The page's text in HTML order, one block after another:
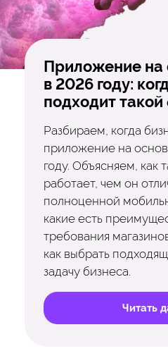
Приложение на
в 2026 году:
подходит
Разбираем, когда
приложение на
году. Объясняем, как
работает, чем он
полноценной
какие есть
требования
как выбрать
задачу бизнеса.
Читать